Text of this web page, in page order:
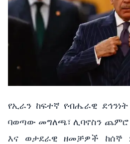
የኢራን ከፍተኛ የብሔራዊ
ባወጣው መግለጫ፣ ሊባኖስን ጨምሮ
እና ወታደራዊ ዘመቻዎች ከሰኞ